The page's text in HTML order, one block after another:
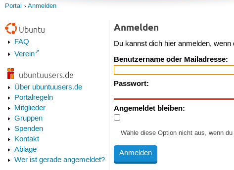
Portal Anmelden
Ubuntu
FAQ
Verein
ubuntuusers.de
Über ubuntuusers.de
Portalregeln
Mitglieder
Gruppen
Spenden
Kontakt
Ablage
Wer ist gerade angemeldet?
Anmelden
Du kannst dich hier anmelden, wenn
Benutzername oder Mailadresse:
Passwort:
Angemeldet bleiben:
Wähle diese Option nicht aus, wenn